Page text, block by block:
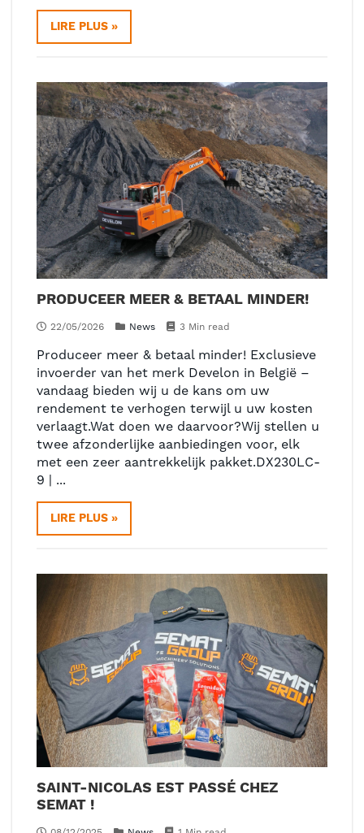
LIRE PLUS »
PRODUCEER MEER & BETAAL MINDER!
22/05/2026 News 3 Min read
Produceer meer & betaal minder! Exclusieve
invoerder van het merk Develon in België –
vandaag bieden wij u de kans om uw
rendement te verhogen terwijl u uw kosten
verlaagt.Wat doen we daarvoor?Wij stellen u
twee afzonderlijke aanbiedingen voor, elk
met een zeer aantrekkelijk pakket.DX230LC-
9 | ...
LIRE PLUS »
SAINT-NICOLAS EST PASSÉ CHEZ
SEMAT !